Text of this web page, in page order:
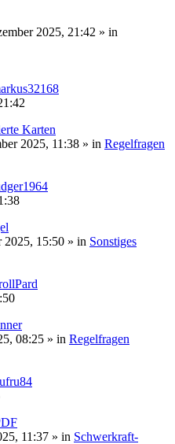
2025, 21:42 » in
Karten
2025, 11:38 » in Regelfragen
2025, 15:50 » in Sonstiges
08:25 » in Regelfragen
11:37 » in Schwerkraft-